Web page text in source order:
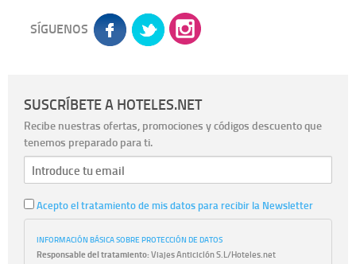
SÍGUENOS
SUSCRÍBETE A HOTELES.NET
Recibe nuestras ofertas, promociones y códigos descuento que
tenemos preparado para ti.
Acepto el tratamiento de mis datos para recibir la Newsletter
INFORMACIÓN BÁSICA SOBRE PROTECCIÓN DE DATOS
Responsable del tratamiento:Viajes Anticiclón S.L/Hoteles.net